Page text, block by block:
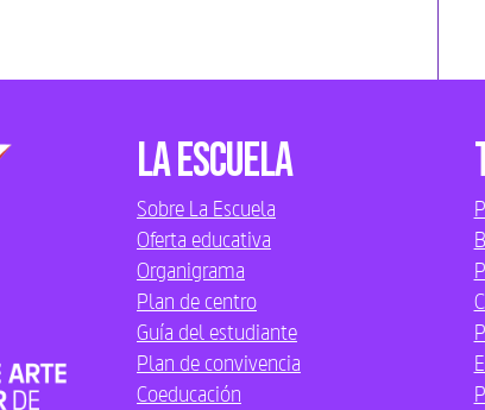
La Escuela
Sobre La Escuela
Oferta educativa
Organigrama
Plan de centro
Guía del estudiante
Plan de convivencia
Coeducación